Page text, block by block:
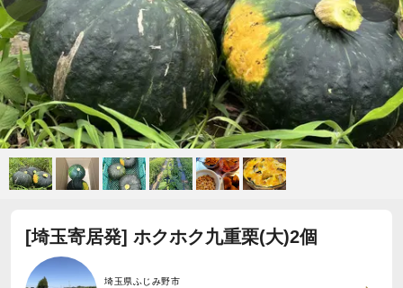
[埼玉寄居発] ホクホク九重栗(大)2個
埼玉県ふじみ野市